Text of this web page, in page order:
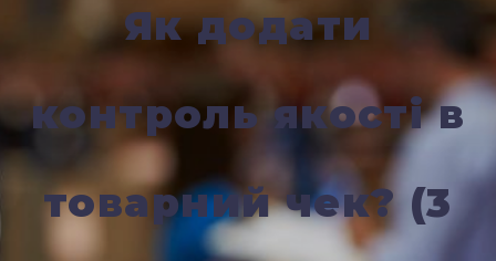
Як додати
контроль якості в
товарний чек? (3